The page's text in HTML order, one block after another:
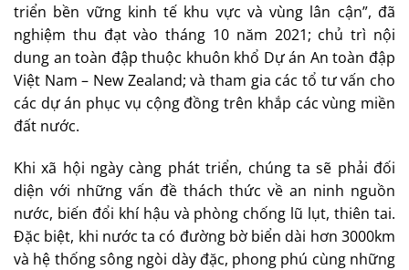
triển bền vững kinh tế khu vực và vùng lân cận”, đã
nghiệm thu đạt vào tháng 10 năm 2021; chủ trì nội
dung an toàn đập thuộc khuôn khổ Dự án An toàn đập
Việt Nam – New Zealand; và tham gia các tổ tư vấn cho
các dự án phục vụ cộng đồng trên khắp các vùng miền
đất nước.
Khi xã hội ngày càng phát triển, chúng ta sẽ phải đối
diện với những vấn đề thách thức về an ninh nguồn
nước, biến đổi khí hậu và phòng chống lũ lụt, thiên tai.
Đặc biệt, khi nước ta có đường bờ biển dài hơn 3000km
và hệ thống sông ngòi dày đặc, phong phú cùng những